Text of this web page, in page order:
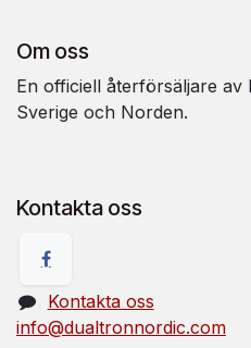
Om oss
En officiell återförsäljare
Sverige och Norden.
Kontakta oss
Kontakta oss
info@dualtronnordic.com